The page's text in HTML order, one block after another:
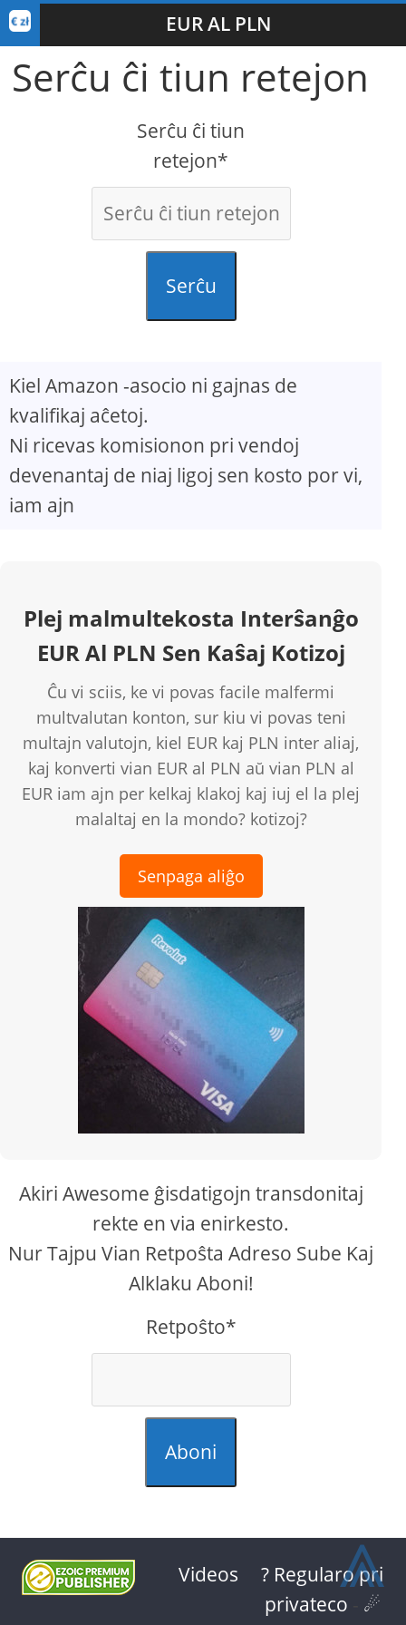
EUR AL PLN
Serĉu ĉi tiun retejon
Serĉu ĉi tiun
retejon*
Serĉu
Kiel Amazon -asocio ni gajnas de
kvalifikaj aĉetoj.
Ni ricevas komisionon pri vendoj
devenantaj de niaj ligoj sen kosto por vi,
iam ajn
Plej malmultekosta Interŝanĝo
EUR Al PLN Sen Kaŝaj Kotizoj
Ĉu vi sciis, ke vi povas facile malfermi
multvalutan konton, sur kiu vi povas teni
multajn valutojn, kiel EUR kaj PLN inter aliaj,
kaj konverti vian EUR al PLN aŭ vian PLN al
EUR iam ajn per kelkaj klakoj kaj iuj el la plej
malaltaj en la mondo? kotizoj?
Senpaga aliĝo
Akiri Awesome ĝisdatigojn transdonitaj
rekte en via enirkesto.
Nur Tajpu Vian Retpoŝta Adreso Sube Kaj
Alklaku Aboni!
Retpoŝto*
Aboni
Videos
? Regularo pri
privateco
☄
⩓